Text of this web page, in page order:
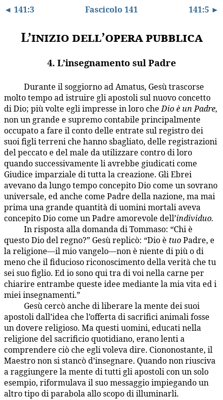
◄ 141:3 Fascicolo 141 141:5 ►
L’inizio dell’opera pubblica
4. L’insegnamento sul Padre
Durante il soggiorno ad Amatus, Gesù trascorse
molto tempo ad istruire gli apostoli sul nuovo concetto
di Dio; più volte egli impresse in loro cheDio è un Padre,
non un grande e supremo contabile principalmente
occupato a fare il conto delle entrate sul registro dei
suoi figli terreni che hanno sbagliato, delle registrazioni
del peccato e del male da utilizzare contro di loro
quando successivamente li avrebbe giudicati come
Giudice imparziale di tutta la creazione. Gli Ebrei
avevano da lungo tempo concepito Dio come un sovrano
universale, ed anche come Padre della nazione, ma mai
prima una grande quantità di uomini mortali aveva
concepito Dio come un Padre amorevole dell’individuo.
In risposta alla domanda di Tommaso: “Chi è
questo Dio del regno?” Gesù replicò: “Dio è tuoPadre, e
la religione—il mio vangelo—non è niente di più o di
meno che il fiducioso riconoscimento della verità che tu
sei suo figlio. Ed io sono qui tra di voi nella carne per
chiarire entrambe queste idee mediante la mia vita ed i
miei insegnamenti.”
Gesù cercò anche di liberare la mente dei suoi
apostoli dall’idea che l’offerta di sacrifici animali fosse
un dovere religioso. Ma questi uomini, educati nella
religione del sacrificio quotidiano, erano lenti a
comprendere ciò che egli voleva dire. Ciononostante, il
Maestro non si stancò d’insegnare. Quando non riusciva
a raggiungere la mente di tutti gli apostoli con un solo
esempio, riformulava il suo messaggio impiegando un
altro tipo di parabola allo scopo di illuminarli.